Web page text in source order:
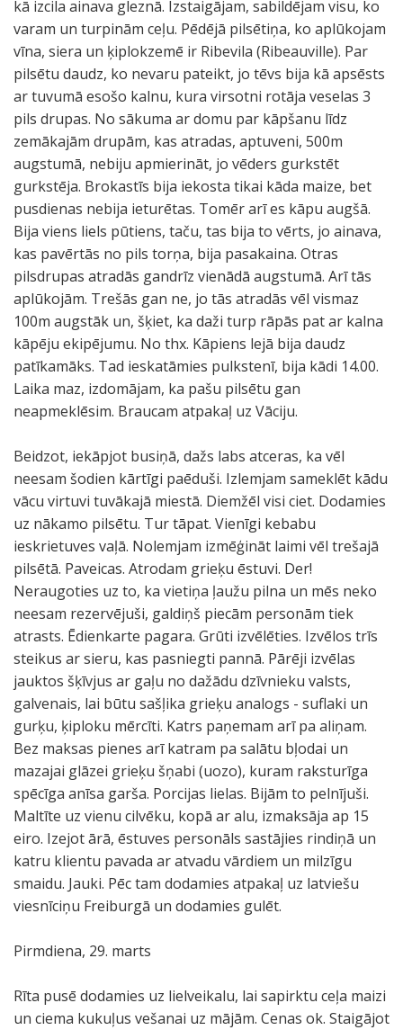
kā izcila ainava gleznā. Izstaigājam, sabildējam visu, ko
varam un turpinām ceļu. Pēdējā pilsētiņa, ko aplūkojam
vīna, siera un ķiplokzemē ir Ribevila (Ribeauville). Par
pilsētu daudz, ko nevaru pateikt, jo tēvs bija kā apsēsts
ar tuvumā esošo kalnu, kura virsotni rotāja veselas 3
pils drupas. No sākuma ar domu par kāpšanu līdz
zemākajām drupām, kas atradas, aptuveni, 500m
augstumā, nebiju apmierināt, jo vēders gurkstēt
gurkstēja. Brokastīs bija iekosta tikai kāda maize, bet
pusdienas nebija ieturētas. Tomēr arī es kāpu augšā.
Bija viens liels pūtiens, taču, tas bija to vērts, jo ainava,
kas pavērtās no pils torņa, bija pasakaina. Otras
pilsdrupas atradās gandrīz vienādā augstumā. Arī tās
aplūkojām. Trešās gan ne, jo tās atradās vēl vismaz
100m augstāk un, šķiet, ka daži turp rāpās pat ar kalna
kāpēju ekipējumu. No thx. Kāpiens lejā bija daudz
patīkamāks. Tad ieskatāmies pulkstenī, bija kādi 14.00.
Laika maz, izdomājam, ka pašu pilsētu gan
neapmeklēsim. Braucam atpakaļ uz Vāciju.
Beidzot, iekāpjot busiņā, dažs labs atceras, ka vēl
neesam šodien kārtīgi paēduši. Izlemjam sameklēt kādu
vācu virtuvi tuvākajā miestā. Diemžēl visi ciet. Dodamies
uz nākamo pilsētu. Tur tāpat. Vienīgi kebabu
ieskrietuves vaļā. Nolemjam izmēģināt laimi vēl trešajā
pilsētā. Paveicas. Atrodam grieķu ēstuvi. Der!
Neraugoties uz to, ka vietiņa ļaužu pilna un mēs neko
neesam rezervējuši, galdiņš piecām personām tiek
atrasts. Ēdienkarte pagara. Grūti izvēlēties. Izvēlos trīs
steikus ar sieru, kas pasniegti pannā. Pārēji izvēlas
jauktos šķīvjus ar gaļu no dažādu dzīvnieku valsts,
galvenais, lai būtu sašļika grieķu analogs - suflaki un
gurķu, ķiploku mērcīti. Katrs paņemam arī pa aliņam.
Bez maksas pienes arī katram pa salātu bļodai un
mazajai glāzei grieķu šņabi (uozo), kuram raksturīga
spēcīga anīsa garša. Porcijas lielas. Bijām to pelnījuši.
Maltīte uz vienu cilvēku, kopā ar alu, izmaksāja ap 15
eiro. Izejot ārā, ēstuves personāls sastājies rindiņā un
katru klientu pavada ar atvadu vārdiem un milzīgu
smaidu. Jauki. Pēc tam dodamies atpakaļ uz latviešu
viesnīciņu Freiburgā un dodamies gulēt.
Pirmdiena, 29. marts
Rīta pusē dodamies uz lielveikalu, lai sapirktu ceļa maizi
un ciema kukuļus vešanai uz mājām. Cenas ok. Staigājot